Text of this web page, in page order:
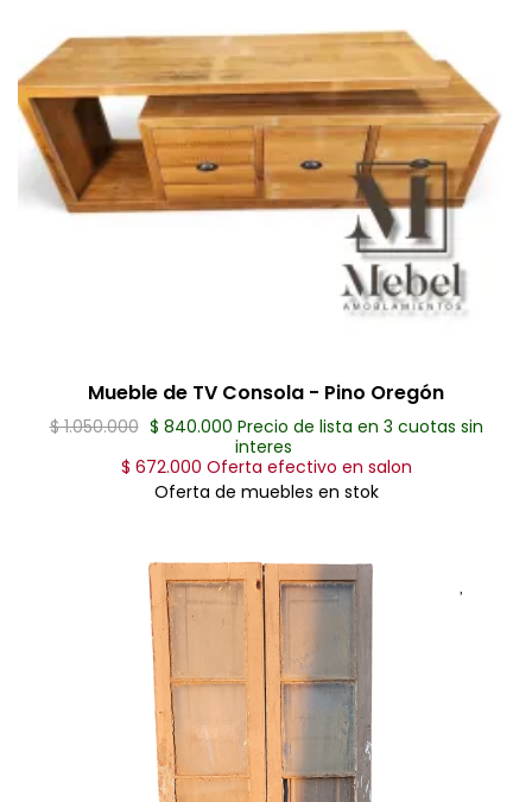
Mueble de TV Consola - Pino Oregón
$ 1.050.000 $ 840.000 Precio de lista en 3 cuotas sin
interes
$ 672.000 Oferta efectivo en salon
Oferta de muebles en stok